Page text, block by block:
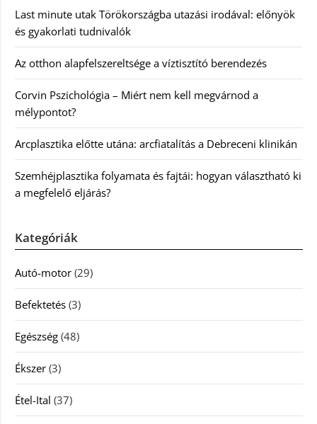
Last minute utak Törökországba utazási irodával: előnyök
és gyakorlati tudnivalók
Az otthon alapfelszereltsége a víztisztító berendezés
Corvin Pszichológia – Miért nem kell megvárnod a
mélypontot?
Arcplasztika előtte utána: arcfiatalítás a Debreceni klinikán
Szemhéjplasztika folyamata és fajtái: hogyan választható ki
a megfelelő eljárás?
Kategóriák
Autó-motor (29)
Befektetés (3)
Egészség (48)
Ékszer (3)
Étel-Ital (37)